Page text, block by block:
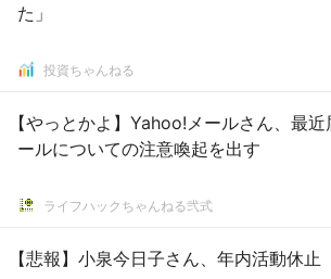
た」
投資ちゃんねる
【やっとかよ】Yahoo!メールさん、最
ールについての注意喚起を出す
ライフハックちゃんねる弐式
【悲報】小泉今日子さん、年内活動休止